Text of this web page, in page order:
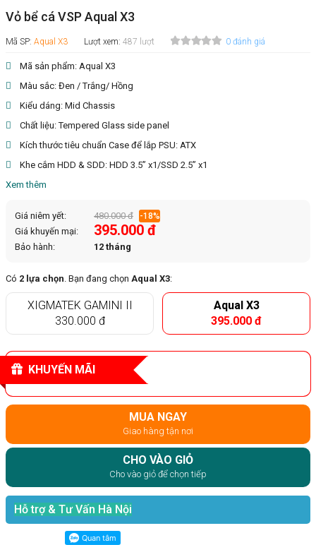
Vỏ bể cá VSP Aqual X3
Mã SP: Aqual X3 Lượt xem: 487 lượt 0 đánh giá
Mã sản phẩm: Aqual X3
Màu sắc: Đen / Trắng/ Hồng
Kiểu dáng: Mid Chassis
Chất liệu: Tempered Glass side panel
Kích thước tiêu chuẩn Case để lắp PSU: ATX
Khe cắm HDD & SDD: HDD 3.5” x1/SSD 2.5” x1
Xem thêm
Giá niêm yết: 480.000 đ -18%
Giá khuyến mại: 395.000 đ
Bảo hành: 12 tháng
Có 2 lựa chọn. Bạn đang chọn Aqual X3:
XIGMATEK GAMINI II
330.000 đ
Aqual X3
395.000 đ
KHUYẾN MÃI
MUA NGAY
Giao hàng tận nơi
CHO VÀO GIỎ
Cho vào giỏ để chọn tiếp
Hỗ trợ & Tư Vấn Hà Nội